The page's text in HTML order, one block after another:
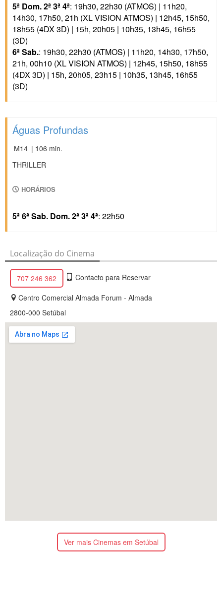
5ª Dom. 2ª 3ª 4ª: 19h30, 22h30 (ATMOS) | 11h20,
14h30, 17h50, 21h (XL VISION ATMOS) | 12h45, 15h50,
18h55 (4DX 3D) | 15h, 20h05 | 10h35, 13h45, 16h55
(3D)
6ª Sab.: 19h30, 22h30 (ATMOS) | 11h20, 14h30, 17h50,
21h, 00h10 (XL VISION ATMOS) | 12h45, 15h50, 18h55
(4DX 3D) | 15h, 20h05, 23h15 | 10h35, 13h45, 16h55
(3D)
Águas Profundas
M14 | 106 min.
THRILLER
HORÁRIOS
5ª 6ª Sab. Dom. 2ª 3ª 4ª: 22h50
Localização do Cinema
707 246 362 Contacto para Reservar
Centro Comercial Almada Forum - Almada
2800-000 Setúbal
Ver mais Cinemas em Setúbal